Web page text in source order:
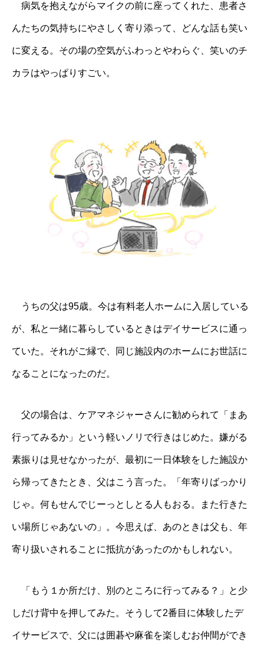
病気を抱えながらマイクの前に座ってくれた、患者さ
んたちの気持ちにやさしく寄り添って、どんな話も笑い
に変える。その場の空気がふわっとやわらぐ、笑いのチ
カラはやっぱりすごい。
うちの父は95歳。今は有料老人ホームに入居している
が、私と一緒に暮らしているときはデイサービスに通っ
ていた。それがご縁で、同じ施設内のホームにお世話に
なることになったのだ。
父の場合は、ケアマネジャーさんに勧められて「まあ
行ってみるか」という軽いノリで行きはじめた。嫌がる
素振りは見せなかったが、最初に一日体験をした施設か
ら帰ってきたとき、父はこう言った。「年寄りばっかり
じゃ。何もせんでじーっとしとる人もおる。また行きた
い場所じゃあないの」。今思えば、あのときは父も、年
寄り扱いされることに抵抗があったのかもしれない。
「もう１か所だけ、別のところに行ってみる？」と少
しだけ背中を押してみた。そうして2番目に体験したデ
イサービスで、父には囲碁や麻雀を楽しむお仲間ができ